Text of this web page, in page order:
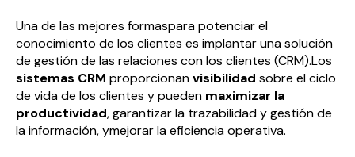
Una de las mejores formaspara potenciar el
conocimiento de los clientes es implantar una solución
de gestión de las relaciones con los clientes (CRM).Los
sistemas CRM proporcionanvisibilidad sobre el ciclo
de vida de los clientes y pueden maximizar la
productividad, garantizar la trazabilidad y gestión de
la información, ymejorar la eficiencia operativa.